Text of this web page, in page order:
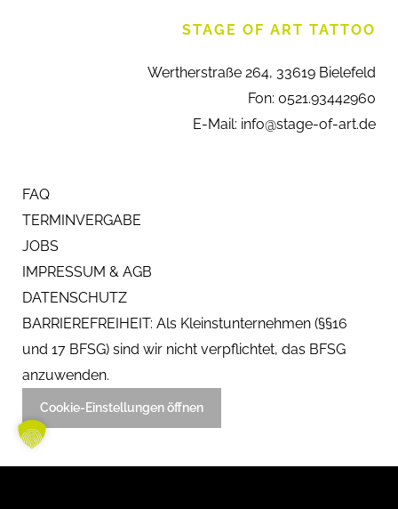
STAGE OF ART TATTOO
Wertherstraße 264, 33619 Bielefeld
Fon: 0521.93442960
E-Mail: info@stage-of-art.de
FAQ
TERMINVERGABE
JOBS
IMPRESSUM & AGB
DATENSCHUTZ
BARRIEREFREIHEIT: Als Kleinstunternehmen (§§16
und 17 BFSG) sind wir nicht verpflichtet, das BFSG
anzuwenden.
Cookie-Einstellungen öffnen